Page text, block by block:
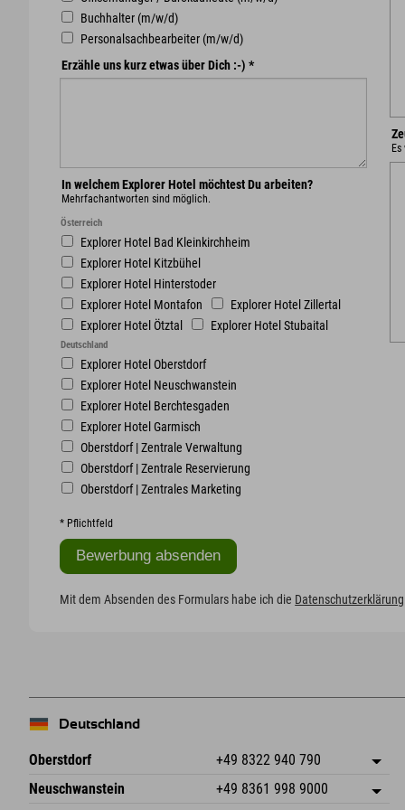
Buchhalter (m/w/d)
Personalsachbearbeiter (m/w/d)
Erzähle uns kurz etwas über Dich :-) *
In welchem Explorer Hotel möchtest Du arbeiten?
Mehrfachantworten sind möglich.
Österreich
Explorer Hotel Bad Kleinkirchheim
Explorer Hotel Kitzbühel
Explorer Hotel Hinterstoder
Explorer Hotel Montafon
Explorer Hotel Zillertal
Explorer Hotel Ötztal
Explorer Hotel Stubaital
Deutschland
Explorer Hotel Oberstdorf
Explorer Hotel Neuschwanstein
Explorer Hotel Berchtesgaden
Explorer Hotel Garmisch
Oberstdorf | Zentrale Verwaltung
Oberstdorf | Zentrale Reservierung
Oberstdorf | Zentrales Marketing
* Pflichtfeld
Mit dem Absenden des Formulars habe ich die Datenschutzerklärung
Deutschland
Oberstdorf +49 8322 940 790
An der Breitach 3
Adresse speichern
Neuschwanstein +49 8361 998 9000